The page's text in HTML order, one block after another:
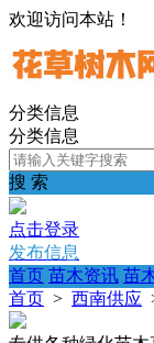
欢迎访问本站！
分类信息
分类信息
搜 索
点击登录
发布信息
首页 苗木资讯 苗
首页 > 西南供应